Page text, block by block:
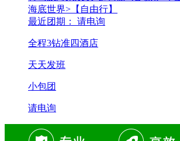
海底世界>【自由行】
最近团期： 请电询
全程3钻准四酒店
天天发班
小包团
请电询